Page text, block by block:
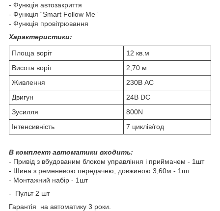
- Функція автозакриття
- Функція “Smart Follow Me”
- Функція провітрювання
Характеристики:
Площа воріт
12 кв.м
Висота воріт
2,70 м
Живлення
230В АС
Двигун
24В DC
Зусилля
800N
Інтенсивність
7 циклів/год
В комплект автоматики входить:
- Привід з вбудованим блоком управління і приймачем - 1шт
- Шина з ременевою передачею, довжиною 3,60м - 1шт
- Монтажний набір - 1шт
- Пульт 2 шт
Гарантія на автоматику 3 роки.